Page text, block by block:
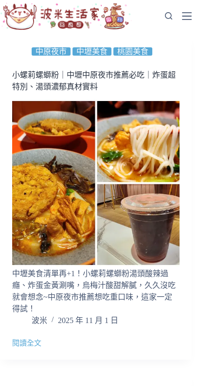
跳
至
主
中原夜市 中壢美食 桃園美食
小螺莉螺螄粉｜中壢中原夜市推薦必吃｜炸蛋超
特別、湯頭濃郁真材實料
中壢美食清單再+1！小螺莉螺螄粉湯頭酸辣過
癮、炸蛋金黃涮嘴，烏梅汁酸甜解膩，久久沒吃
就會想念~中原夜市推薦想吃重口味，這家一定
得試！
波米
2025 年 11 月 1 日
閱讀全文
小